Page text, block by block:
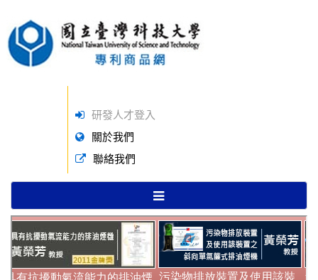
研發人才登入
關於我們
聯絡我們
TOGGLE
NAVIGATION